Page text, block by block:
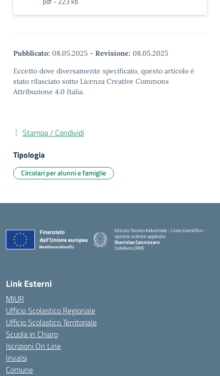
Pubblicato: 08.05.2025 - Revisione: 08.05.2025
Eccetto dove diversamente specificato, questo articolo è
stato rilasciato sotto Licenza Creative Commons
Attribuzione 4.0 Italia.
Stampa / Condividi
Tipologia
Circolari per alunni e famiglie
Istituto Tecnico Industriale - Liceo scientifico -
opzione scienze applicate
Stanislao Cannizzaro
Colleferro (RM)
Link Esterni
MIUR
Ufficio Scolastico Regionale
Ufficio Scolastico Territoriale
Scuola in Chiaro
Iscrizioni On Line
Invalsi
Comune